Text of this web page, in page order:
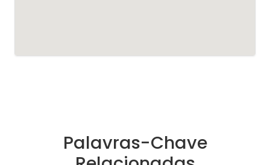
Palavras-Chave